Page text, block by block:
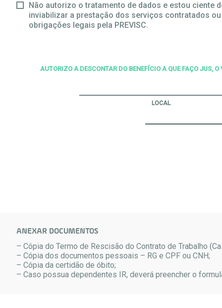
Não autorizo o tratamento de dados e estou ciente
inviabilizar a prestação dos serviços contratados
obrigações legais pela PREVISC.
AUTORIZO A DESCONTAR DO BENEFÍCIO A QUE FAÇO JUS,
LOCAL
ANEXAR DOCUMENTOS
– Cópia do Termo de Rescisão do Contrato de Trabalho
– Cópia dos documentos pessoais – RG e CPF ou CNH;
– Cópia da certidão de óbito;
– Caso possua dependentes IR, deverá preencher o